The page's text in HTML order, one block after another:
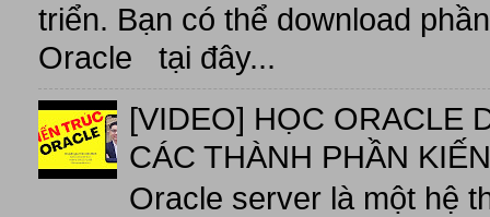
triển. Bạn có thể download
Oracle tại đây...
[VIDEO] HỌC ORACLE
CÁC THÀNH PHẦN
Oracle server là một hệ